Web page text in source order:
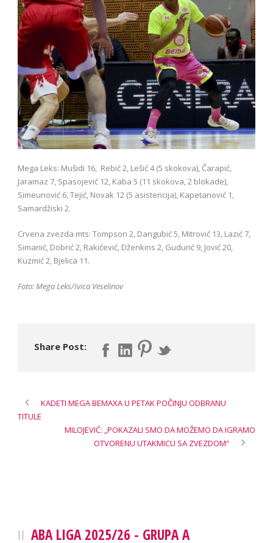
Mega Leks: Mušidi 16, Rebić 2, Lešić 4 (5 skokova), Čarapić,
Jaramaz 7, Spasojević 12, Kaba 5 (11 skokova, 2 blokade),
Simeunović 6, Tejić, Novak 12 (5 asistencija), Kapetanović 1,
Samardžiski 2.
Crvena zvezda mts: Tompson 2, Dangubić 5, Mitrović 13, Lazić 7,
Simanić, Dobrić 2, Rakićević, Dženkins 2, Gudurić 9, Jović 20,
Kuzmić 2, Bjelica 11.
Foto: Mega Leks/Ivica Veselinov
Share Post:
KADETI MEGA BEMAXA U PETAK POČINJU ODBRANU
TITULE
MILOJEVIĆ: „POKAZALI SMO DA MOŽEMO DA IGRAMO
OTVORENU UTAKMICU SA ZVEZDOM“
ABA LIGA 2025/26 - GRUPA A